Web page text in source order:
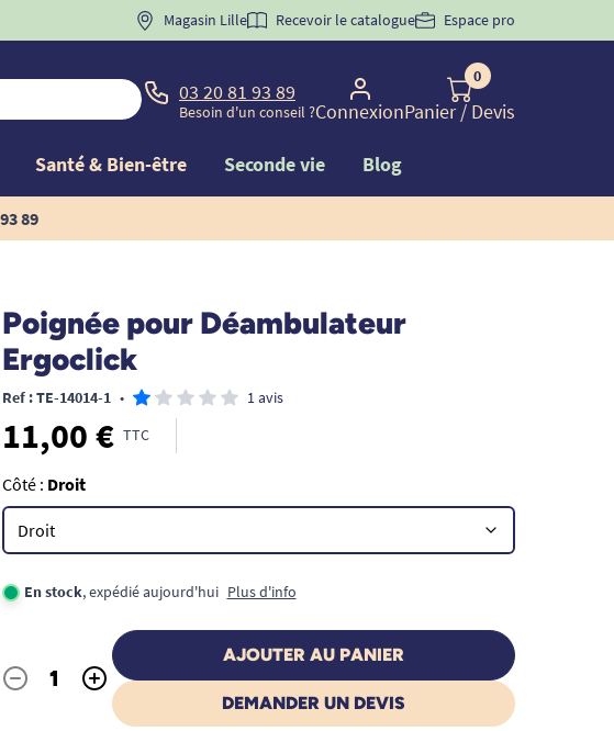
BIENVENUE" pourla 1ère commande d'incontinence
Magasin Lille Recevoir le catalogue Espace pro
03 20 81 93 89
Besoin d'un conseil ?Connexion
0
Panier/ Devis
Santé & Bien-être Seconde vie Blog
89
Poignée pour Déambulateur
Ergoclick
Ref : TE-14014-1 • 1 avis
11,00 € TTC
Côté : Droit
En stock, expédié aujourd'hui Plus d'info
Quantité
- +
AJOUTER AU PANIER
DEMANDER UN DEVIS